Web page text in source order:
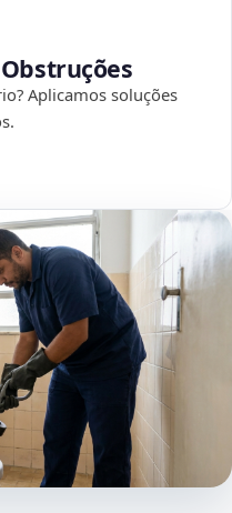
Aplicamos soluções